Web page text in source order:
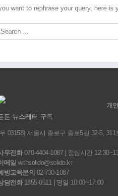
want to rephrase your query, here is
개
든 뉴스레터 구독
03158) 서울시 종로구 종로5길 32-5,
무전화070-4404-1087 | 점심시간
메일 withsolido@solido.kr
방교육문의 02-730-1087
담전화1855-0511 | 평일 10:00~17:00